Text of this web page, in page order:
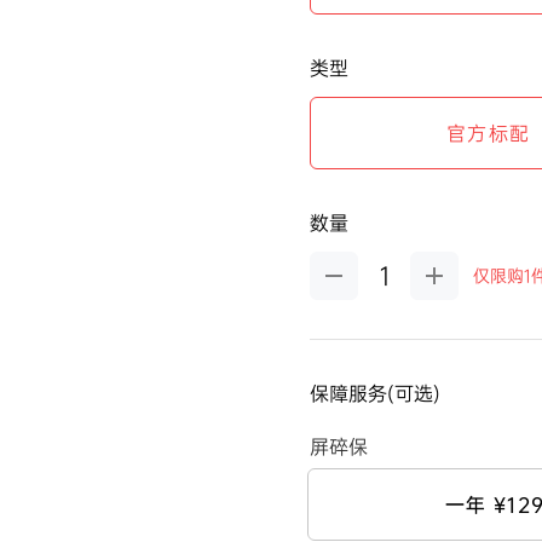
类型
官方标配
数量
仅限购1
保障服务(可选)
屏碎保
一年